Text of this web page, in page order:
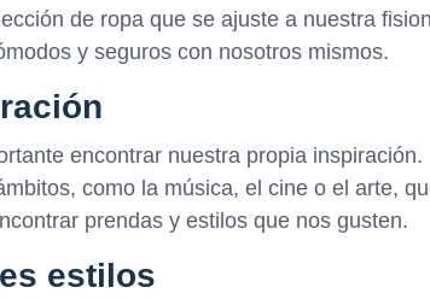
de ropa que se ajuste a nuestra
y seguros con nosotros mismos.
encontrar nuestra propia inspiración.
como la música, el cine o el arte,
prendas y estilos que nos gusten.
estilos